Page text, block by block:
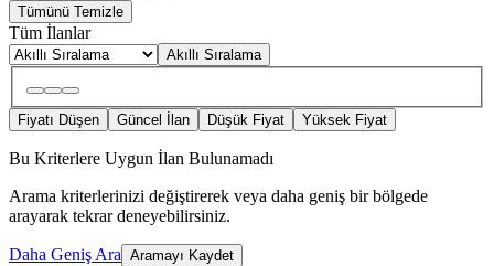
Tümünü Temizle
Tüm İlanlar
Akıllı Sıralama
Fiyatı Düşen Güncel İlan Düşük Fiyat Yüksek Fiyat
Bu Kriterlere Uygun İlan Bulunamadı
Arama kriterlerinizi değiştirerek veya daha geniş bir bölgede
arayarak tekrar deneyebilirsiniz.
Daha Geniş Ara Aramayı Kaydet